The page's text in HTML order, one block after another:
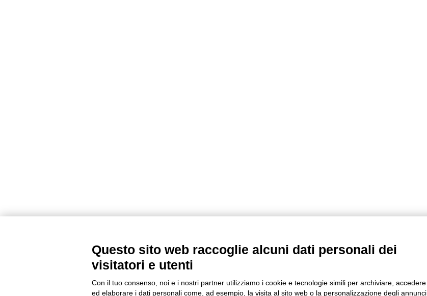
Questo sito web raccoglie alcuni dati personali dei
visitatori e utenti
Con il tuo consenso, noi e i nostri partner utilizziamo i cookie e tecnologie simili per archiviare, accedere
ed elaborare i dati personali come, ad esempio, la visita al sito web o la personalizzazione degli annunci.